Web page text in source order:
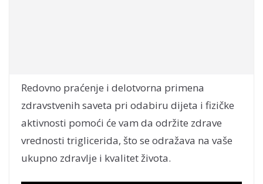
Redovno praćenje i delotvorna primena
zdravstvenih saveta pri odabiru dijeta i fizičke
aktivnosti pomoći će vam da održite zdrave
vrednosti triglicerida, što se odražava na vaše
ukupno zdravlje i kvalitet života.